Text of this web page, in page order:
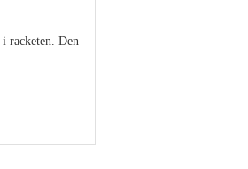
racketen. Den